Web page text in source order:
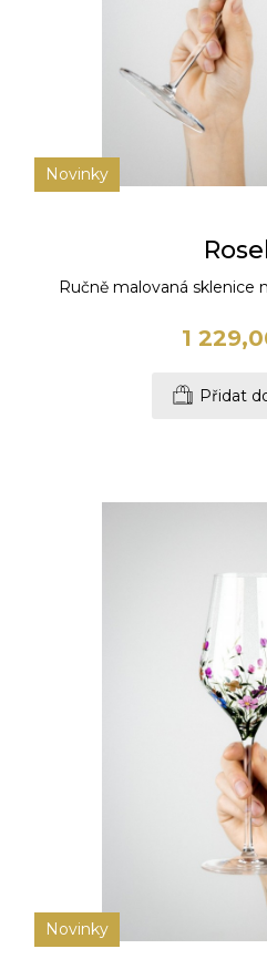
Novinky
Ručně malovaná sklenice
1
Přidat
Novinky